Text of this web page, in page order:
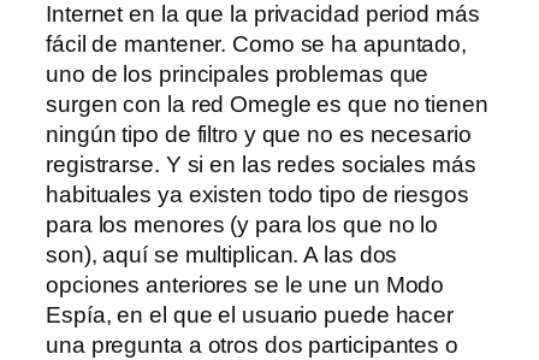
Internet en la que la privacidad period más
fácil de mantener. Como se ha apuntado,
uno de los principales problemas que
surgen con la red Omegle es que no tienen
ningún tipo de filtro y que no es necesario
registrarse. Y si en las redes sociales más
habituales ya existen todo tipo de riesgos
para los menores (y para los que no lo
son), aquí se multiplican. A las dos
opciones anteriores se le une un Modo
Espía, en el que el usuario puede hacer
una pregunta a otros dos participantes o